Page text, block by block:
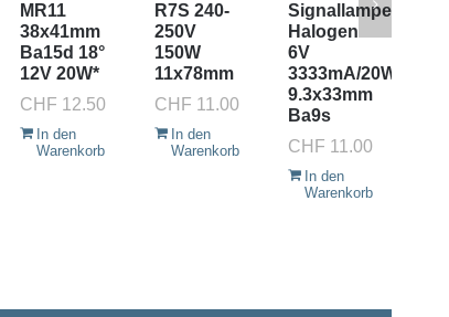
MR11
38x41mm
Ba15d 18°
12V 20W*
CHF 12.50
In den
Warenkorb
R7S 240-
250V
150W
11x78mm
CHF 11.00
In den
Warenkorb
Signallampe
Halogen
6V
3333mA/20W
9.3x33mm
Ba9s
CHF 11.00
In den
Warenkorb